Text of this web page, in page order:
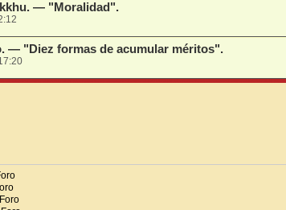
— "Moralidad".
— "Diez formas de acumular méritos".